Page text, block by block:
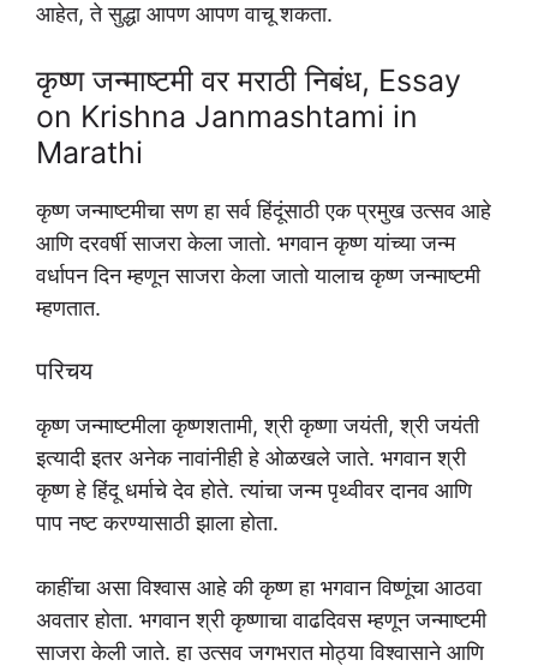
आहेत, ते सुद्धा आपण आपण वाचू शकता.
कृष्ण जन्माष्टमी वर मराठी निबंध, Essay
on Krishna Janmashtami in
Marathi
कृष्ण जन्माष्टमीचा सण हा सर्व हिंदूंसाठी एक प्रमुख उत्सव आहे
आणि दरवर्षी साजरा केला जातो. भगवान कृष्ण यांच्या जन्म
वर्धापन दिन म्हणून साजरा केला जातो यालाच कृष्ण जन्माष्टमी
म्हणतात.
परिचय
कृष्ण जन्माष्टमीला कृष्णशतामी, श्री कृष्णा जयंती, श्री जयंती
इत्यादी इतर अनेक नावांनीही हे ओळखले जाते. भगवान श्री
कृष्ण हे हिंदू धर्माचे देव होते. त्यांचा जन्म पृथ्वीवर दानव आणि
पाप नष्ट करण्यासाठी झाला होता.
काहींचा असा विश्वास आहे की कृष्ण हा भगवान विष्णूंचा आठवा
अवतार होता. भगवान श्री कृष्णाचा वाढदिवस म्हणून जन्माष्टमी
साजरा केली जाते. हा उत्सव जगभरात मोठ्या विश्वासाने आणि